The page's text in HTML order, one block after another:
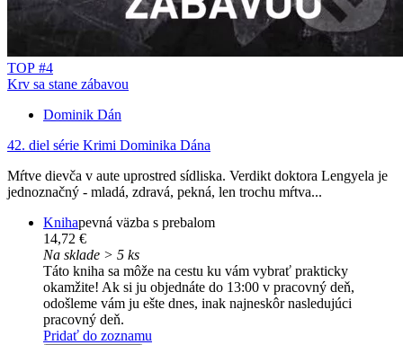
TOP #4
Krv sa stane zábavou
Dominik Dán
42. diel série Krimi Dominika Dána
Mŕtve dievča v aute uprostred sídliska. Verdikt doktora Lengyela je
jednoznačný - mladá, zdravá, pekná, len trochu mŕtva...
Knihapevná väzba s prebalom
14,72 €
Na sklade > 5 ks
Táto kniha sa môže na cestu ku vám vybrať prakticky
okamžite! Ak si ju objednáte do 13:00 v pracovný deň,
odošleme vám ju ešte dnes, inak najneskôr nasledujúci
pracovný deň.
Pridať do zoznamu